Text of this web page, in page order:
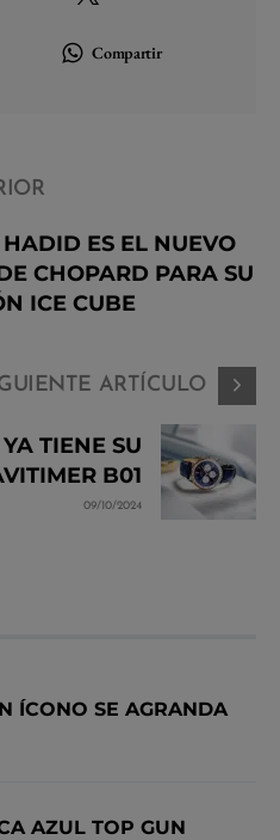
Compartir
ES EL NUEVO
CHOPARD PARA SU
ICE CUBE
ARTÍCULO
TIENE SU
B01
09/10/2024
ÍCONO SE AGRANDA
AZUL TOP GUN